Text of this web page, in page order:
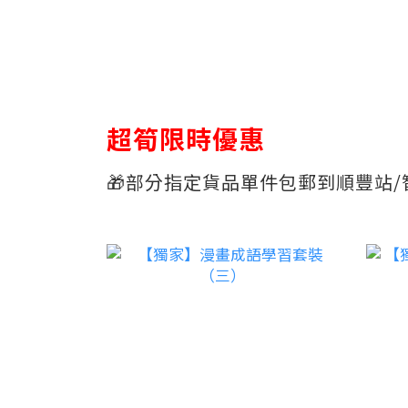
超筍限時優惠
🎁部分指定貨品單件包郵到順豐站/